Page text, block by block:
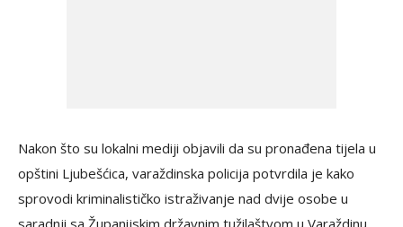
Nakon što su lokalni mediji objavili da su pronađena tijela u
opštini Ljubešćica, varaždinska policija potvrdila je kako
sprovodi kriminalističko istraživanje nad dvije osobe u